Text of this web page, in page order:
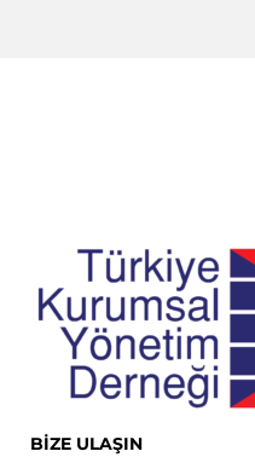
BİZE ULAŞIN